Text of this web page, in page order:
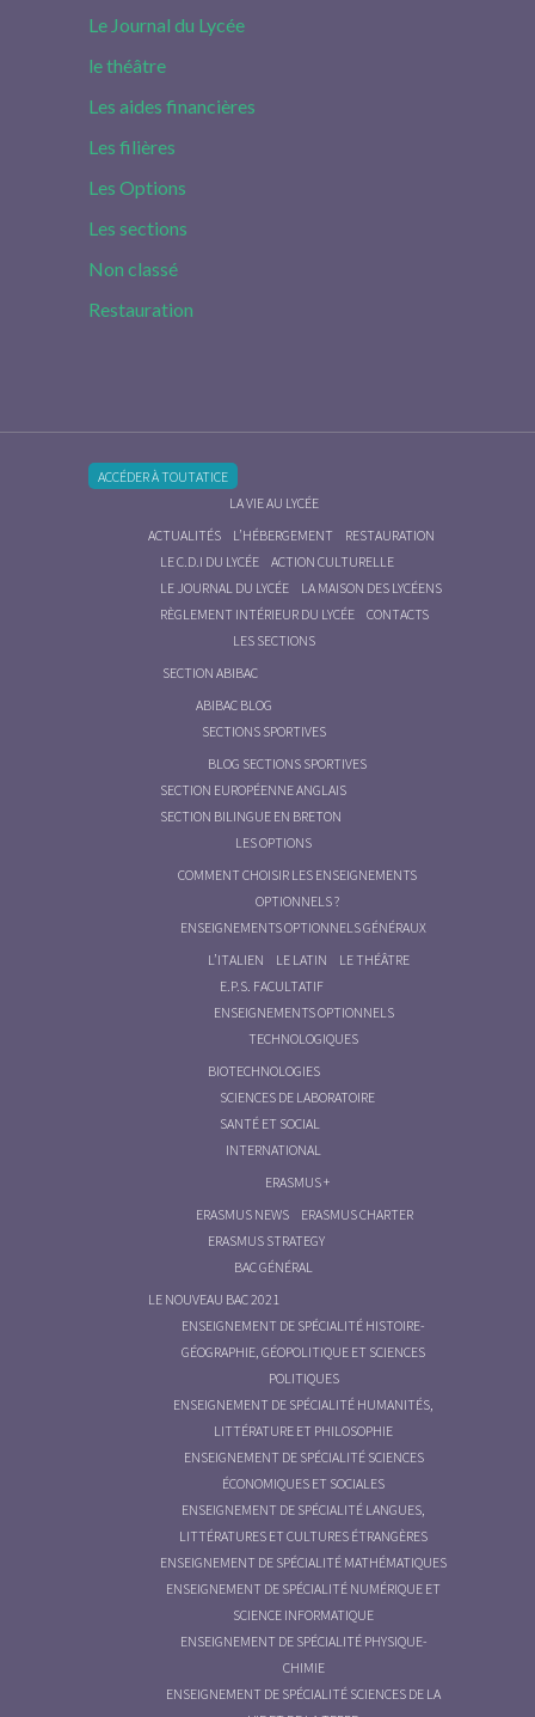
Le Journal du Lycée
le théâtre
Les aides financières
Les filières
Les Options
Les sections
Non classé
Restauration
ACCÉDER À TOUTATICE
LA VIE AU LYCÉE
ACTUALITÉS
L’HÉBERGEMENT
RESTAURATION
LE C.D.I DU LYCÉE
ACTION CULTURELLE
LE JOURNAL DU LYCÉE
LA MAISON DES LYCÉENS
RÈGLEMENT INTÉRIEUR DU LYCÉE
CONTACTS
LES SECTIONS
SECTION ABIBAC
ABIBAC BLOG
SECTIONS SPORTIVES
BLOG SECTIONS SPORTIVES
SECTION EUROPÉENNE ANGLAIS
SECTION BILINGUE EN BRETON
LES OPTIONS
COMMENT CHOISIR LES ENSEIGNEMENTS
OPTIONNELS ?
ENSEIGNEMENTS OPTIONNELS GÉNÉRAUX
L’ITALIEN
LE LATIN
LE THÉÂTRE
E.P.S. FACULTATIF
ENSEIGNEMENTS OPTIONNELS
TECHNOLOGIQUES
BIOTECHNOLOGIES
SCIENCES DE LABORATOIRE
SANTÉ ET SOCIAL
INTERNATIONAL
ERASMUS +
ERASMUS NEWS
ERASMUS CHARTER
ERASMUS STRATEGY
BAC GÉNÉRAL
LE NOUVEAU BAC 2021
ENSEIGNEMENT DE SPÉCIALITÉ HISTOIRE-
GÉOGRAPHIE, GÉOPOLITIQUE ET SCIENCES
POLITIQUES
ENSEIGNEMENT DE SPÉCIALITÉ HUMANITÉS,
LITTÉRATURE ET PHILOSOPHIE
ENSEIGNEMENT DE SPÉCIALITÉ SCIENCES
ÉCONOMIQUES ET SOCIALES
ENSEIGNEMENT DE SPÉCIALITÉ LANGUES,
LITTÉRATURES ET CULTURES ÉTRANGÈRES
ENSEIGNEMENT DE SPÉCIALITÉ MATHÉMATIQUES
ENSEIGNEMENT DE SPÉCIALITÉ NUMÉRIQUE ET
SCIENCE INFORMATIQUE
ENSEIGNEMENT DE SPÉCIALITÉ PHYSIQUE-
CHIMIE
ENSEIGNEMENT DE SPÉCIALITÉ SCIENCES DE LA